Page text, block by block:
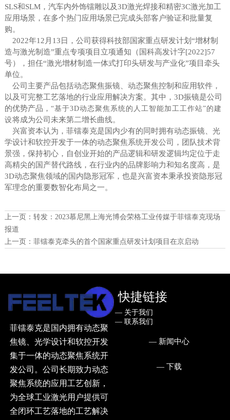
SLS和SLM，汽车内外饰镭雕以及3D激光焊接和精密3C激光加工
应用场景，在多个热门应用场景已完成头部客户验证和批量复
购。
2022年12月13日，公司获得科技部国家重点研发计划“增材制
造与激光制造”重点专项项目立项通知（国科高发计字[2022]57
号），担任“激光增材制造一体式打印头研发与产业化”项目牵头
单位。
公司主要产品包括动态聚焦振镜、动态聚焦控制和应用软件，
以及可完整工艺落地的行业应用解决方案。其中，3D振镜是公司
的优势产品， “基于3D动态聚焦系统的人工智能加工工作站”的建
设将成为公司未来第二增长曲线。
兴富资本认为，菲镭泰克是国内少有的同时拥有动态振镜、光
学设计和软控开发于一体的动态聚焦系统开发公司，团队技术背
景强，保持初心，自创业开始的产品逻辑和研发逻辑均定位于走
高精尖的国产替代路线，在行业内的品牌影响力和知名度高，是
3D动态聚焦领域的国内隐形冠军，也是兴富资本秉承投资隐形冠
军理念的重要数智化布局之一。
上一页： 转发：2023慕尼黑上海光博会荣格工业传媒于菲镭泰克现场
报道
上一页： 菲镭泰克牵头的首个国家重点研发计划项目在京启动
菲镭泰克是国内拥有动态聚
焦镜、光学设计和软控开发
集于一体的动态聚焦系统开
发公司。公司长期致力动态
聚焦系统的应用工艺创新，
为全球工业激光用户提供可
全闭环工艺落地的工艺解决
快捷链接
— ㅤ关于我们
— ㅤ联系我们
— ㅤ新闻中心
— ㅤ下载